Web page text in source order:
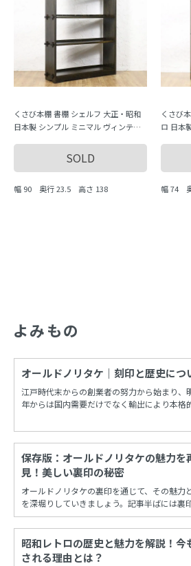
くさび本棚 書棚 シェルフ 大正・昭和
日本製 シンプル ミニマル ヴィンテー
SOLD
幅 90 奥行 23.5 高さ 138
くさび
ロ 日本
幅 74
よみもの
オールドノリタケ｜刻印と歴史につ
江戸時代末からの創業者の努力から始まり、
年からは国内需要だけでなく輸出により本格
保存版：オールドノリタケの魅力を
見！美しい裏印の秘密
オールドノリタケの裏印を通じて、その魅力
を深堀りしていきましょう。記事半ばには裏
年代を調べることができる保存版一覧もあり
昭和レトロの歴史と魅力を解説！今
される理由とは？